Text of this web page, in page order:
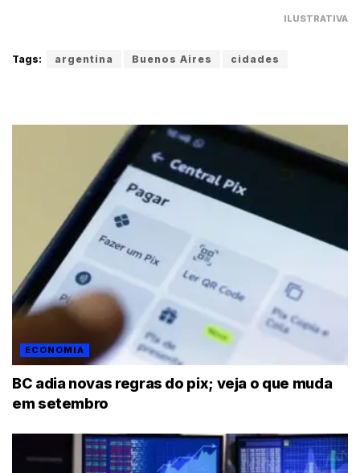
ILUSTRATIVA
Tags: argentina Buenos Aires cidades
ECONOMIA
BC adia novas regras do pix; veja o que muda
em setembro